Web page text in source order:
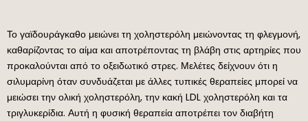
Το γαϊδουράγκαθο μειώνει τη χοληστερόλη μειώνοντας τη φλεγμονή,
καθαρίζοντας το αίμα και αποτρέποντας τη βλάβη στις αρτηρίες που
προκαλούνται από το οξειδωτικό στρες. Μελέτες δείχνουν ότι η
σιλυμαρίνη όταν συνδυάζεται με άλλες τυπικές θεραπείες μπορεί να
μειώσει την ολική χοληστερόλη, την κακή LDL χοληστερόλη και τα
τριγλυκερίδια. Αυτή η φυσική θεραπεία αποτρέπει τον διαβήτη